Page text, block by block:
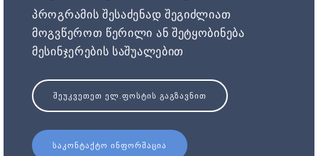
პროგრამის შესაძენად შეგიძლიათ
მოგვწეროთ წერილი ან შეტყობინება
მესინჯერების საშუალებით
ᲨᲔᲣᲙᲕᲔᲗᲔᲗ ᲔᲚ.ᲤᲝᲡᲢᲘᲡ ᲒᲐᲒᲖᲐᲕᲜᲘᲗ
ᲡᲐᲙᲝᲜᲢᲐᲥᲢᲝ ᲘᲜᲤᲝᲠᲛᲐᲪᲘᲐ